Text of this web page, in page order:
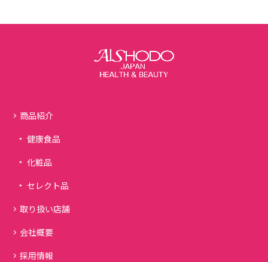
商品紹介
健康食品
化粧品
セレクト品
取り扱い店舗
会社概要
採用情報